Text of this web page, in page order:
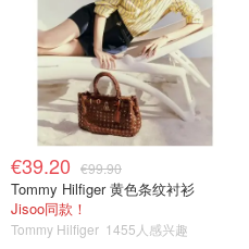
€39.20 €99.90
Tommy Hilfiger 黄色条纹衬衫
Jisoo同款！
Tommy Hilfiger 1455人感兴趣